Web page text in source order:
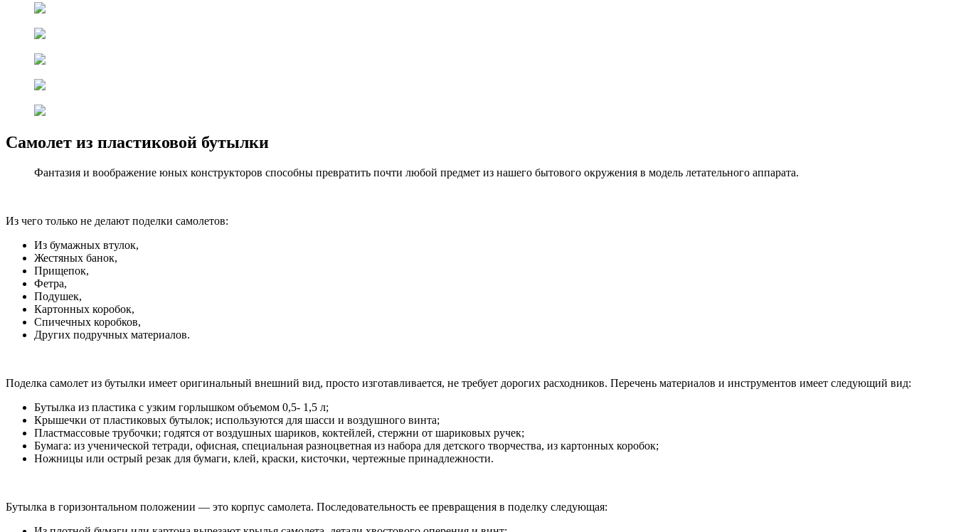
Самолет из пластиковой бутылки
Фантазия и воображение юных конструкторов способны превратить почти любой предмет из нашего бытового окружения в модель летательного аппарата.
Из чего только не делают поделки самолетов:
Из бумажных втулок,
Жестяных банок,
Прищепок,
Фетра,
Подушек,
Картонных коробок,
Спичечных коробков,
Других подручных материалов.
Поделка самолет из бутылки имеет оригинальный внешний вид, просто изготавливается, не требует дорогих расходников. Перечень материалов и инструментов имеет следующий вид:
Бутылка из пластика с узким горлышком объемом 0,5- 1,5 л;
Крышечки от пластиковых бутылок; используются для шасси и воздушного винта;
Пластмассовые трубочки; годятся от воздушных шариков, коктейлей, стержни от шариковых ручек;
Бумага: из ученической тетради, офисная, специальная разноцветная из набора для детского творчества, из картонных коробок;
Ножницы или острый резак для бумаги, клей, краски, кисточки, чертежные принадлежности.
Бутылка в горизонтальном положении — это корпус самолета. Последовательность ее превращения в поделку следующая: